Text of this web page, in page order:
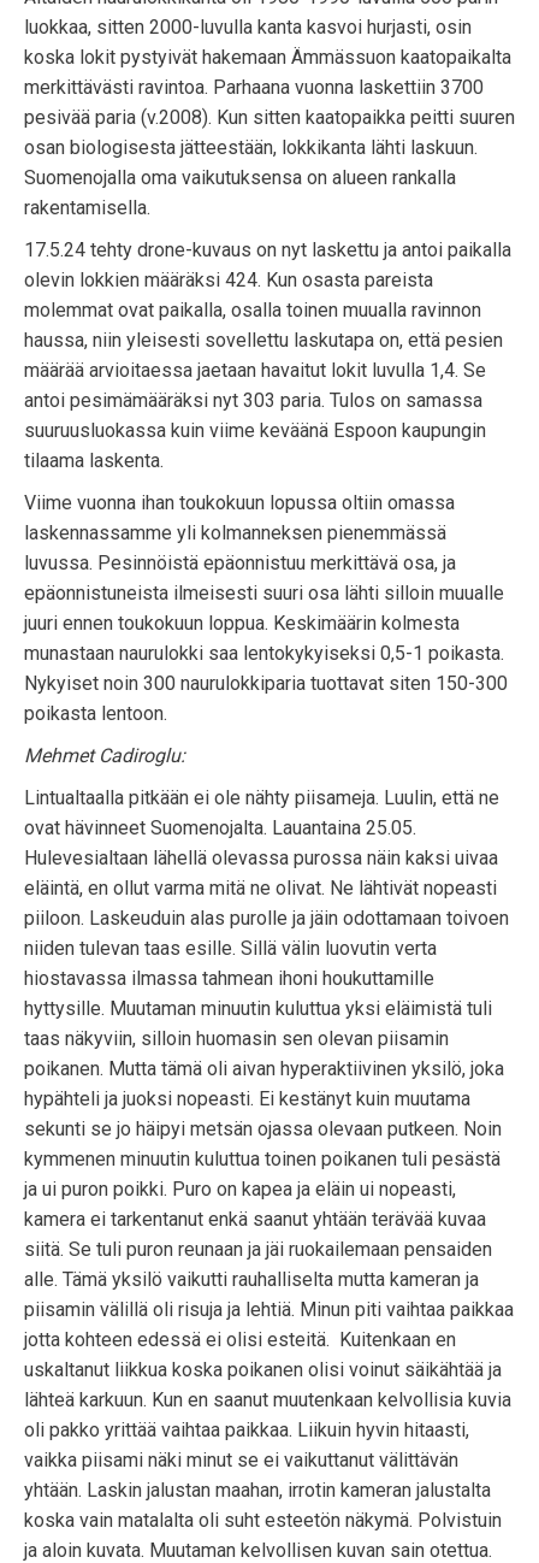
luokkaa, sitten 2000-luvulla kanta kasvoi hurjasti, osin
koska lokit pystyivät hakemaan Ämmässuon kaatopaikalta
merkittävästi ravintoa. Parhaana vuonna laskettiin 3700
pesivää paria (v.2008). Kun sitten kaatopaikka peitti suuren
osan biologisesta jätteestään, lokkikanta lähti laskuun.
Suomenojalla oma vaikutuksensa on alueen rankalla
rakentamisella.
17.5.24 tehty drone-kuvaus on nyt laskettu ja antoi paikalla
olevin lokkien määräksi 424. Kun osasta pareista
molemmat ovat paikalla, osalla toinen muualla ravinnon
haussa, niin yleisesti sovellettu laskutapa on, että pesien
määrää arvioitaessa jaetaan havaitut lokit luvulla 1,4. Se
antoi pesimämääräksi nyt 303 paria. Tulos on samassa
suuruusluokassa kuin viime keväänä Espoon kaupungin
tilaama laskenta.
Viime vuonna ihan toukokuun lopussa oltiin omassa
laskennassamme yli kolmanneksen pienemmässä
luvussa. Pesinnöistä epäonnistuu merkittävä osa, ja
epäonnistuneista ilmeisesti suuri osa lähti silloin muualle
juuri ennen toukokuun loppua. Keskimäärin kolmesta
munastaan naurulokki saa lentokykyiseksi 0,5-1 poikasta.
Nykyiset noin 300 naurulokkiparia tuottavat siten 150-300
poikasta lentoon.
Mehmet Cadiroglu:
Lintualtaalla pitkään ei ole nähty piisameja. Luulin, että ne
ovat hävinneet Suomenojalta. Lauantaina 25.05.
Hulevesialtaan lähellä olevassa purossa näin kaksi uivaa
eläintä, en ollut varma mitä ne olivat. Ne lähtivät nopeasti
piiloon. Laskeuduin alas purolle ja jäin odottamaan toivoen
niiden tulevan taas esille. Sillä välin luovutin verta
hiostavassa ilmassa tahmean ihoni houkuttamille
hyttysille. Muutaman minuutin kuluttua yksi eläimistä tuli
taas näkyviin, silloin huomasin sen olevan piisamin
poikanen. Mutta tämä oli aivan hyperaktiivinen yksilö, joka
hypähteli ja juoksi nopeasti. Ei kestänyt kuin muutama
sekunti se jo häipyi metsän ojassa olevaan putkeen. Noin
kymmenen minuutin kuluttua toinen poikanen tuli pesästä
ja ui puron poikki. Puro on kapea ja eläin ui nopeasti,
kamera ei tarkentanut enkä saanut yhtään terävää kuvaa
siitä. Se tuli puron reunaan ja jäi ruokailemaan pensaiden
alle. Tämä yksilö vaikutti rauhalliselta mutta kameran ja
piisamin välillä oli risuja ja lehtiä. Minun piti vaihtaa paikkaa
jotta kohteen edessä ei olisi esteitä. Kuitenkaan en
uskaltanut liikkua koska poikanen olisi voinut säikähtää ja
lähteä karkuun. Kun en saanut muutenkaan kelvollisia kuvia
oli pakko yrittää vaihtaa paikkaa. Liikuin hyvin hitaasti,
vaikka piisami näki minut se ei vaikuttanut välittävän
yhtään. Laskin jalustan maahan, irrotin kameran jalustalta
koska vain matalalta oli suht esteetön näkymä. Polvistuin
ja aloin kuvata. Muutaman kelvollisen kuvan sain otettua.